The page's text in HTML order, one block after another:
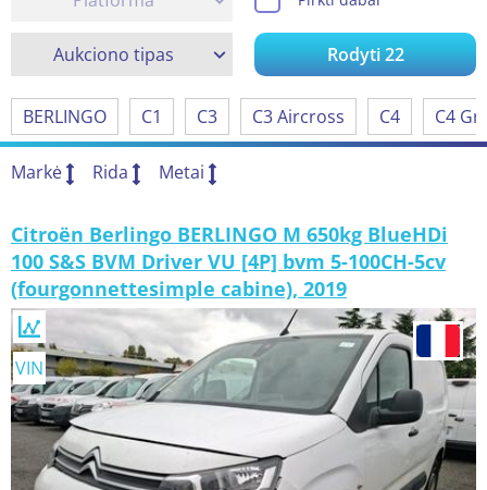
Aukciono tipas Rodyti22
BERLINGO C1 C3 C3 Aircross C4 C4
Markė Rida Metai
Citroën Berlingo BERLINGO M 650kg BlueHDi
100 S&S BVM Driver VU [4P] bvm 5-100CH-5cv
(fourgonnettesimple cabine), 2019
VIN